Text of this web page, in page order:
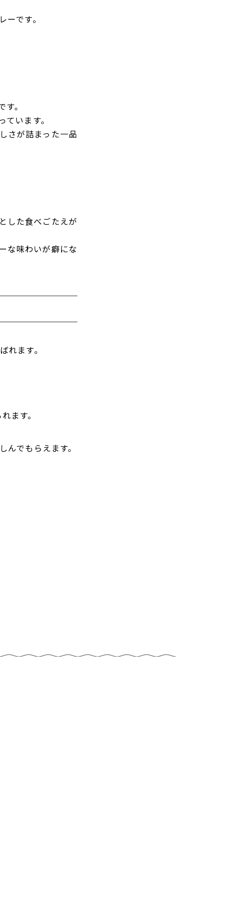
です。
。
います。
さが詰まった一品
した食べごたえが
な味わいが癖にな
れます。
ます。
でもらえます。